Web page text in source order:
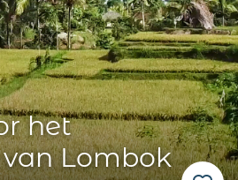
het
Lombok